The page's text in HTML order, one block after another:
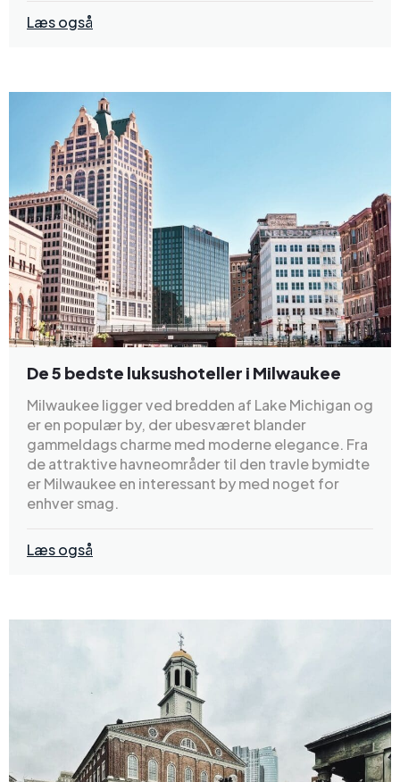
Læs også
De 5 bedste luksushoteller i Milwaukee
Milwaukee ligger ved bredden af Lake Michigan og
er en populær by, der ubesværet blander
gammeldags charme med moderne elegance. Fra
de attraktive havneområder til den travle bymidte
er Milwaukee en interessant by med noget for
enhver smag.
Læs også